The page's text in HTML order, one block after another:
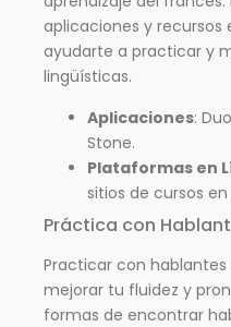
aplicaciones y recursos
ayudarte a practicar y
lingüísticas.
Aplicaciones:
Stone.
Plataformas en
sitios de cursos en
Práctica con
Practicar con
mejorar tu fluidez y
formas de encontrar